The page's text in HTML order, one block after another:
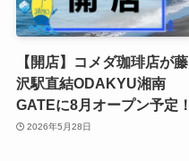
【開店】コメダ珈琲店が藤
沢駅直結ODAKYU湘南
GATEに8月オープン予定！
2026年5月28日